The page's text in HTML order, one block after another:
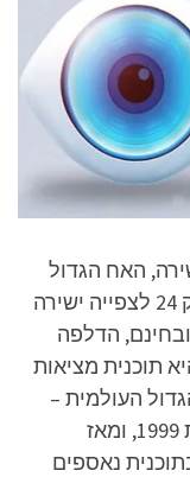
24 לצפייה ישירה, האח הגדול
פרק 24 להורדה, האח הגדול 2022 פרק 24 לצפייה ישירה
או להורדה – הפרק המלא באיכות HD ובחינם, הדלפה
תוכנית מציאות
העולמית –
פורמט הולנדי, ששודר לראשונה בשנת 1999, ומאז
בעולם. בתוכנית נאספים